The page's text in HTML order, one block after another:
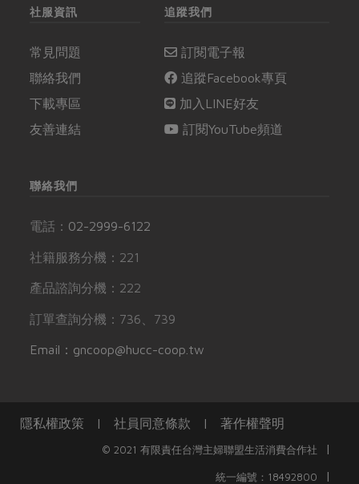
社服資訊
常見問題
聯絡我們
下載專區
友善連結
追蹤我們
訂閱電子報
追蹤Facebook專頁
加入LINE好友
訂閱YouTube頻道
聯絡我們
電話： 02-2999-6122
社籍服務分機：221
產品諮詢分機：222
訂單查詢分機：736、739
Email：gncoop@hucc-coop.tw
隱私權政策 | 社員同意條款 | 著作權聲明
© 2021 有限責任台灣主婦聯盟生活消費合作社 |
統一編號：18492800 |